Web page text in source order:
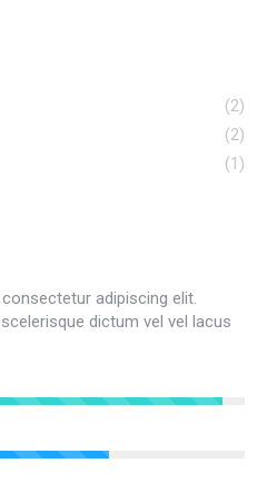
(2)
(2)
(1)
adipiscing elit.
dictum vel vel lacus